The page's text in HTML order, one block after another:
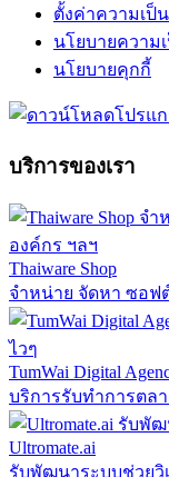
ตั้งค่าความเป็
นโยบายความ
นโยบายคุกกี้
บริการของเรา
Thaiware Shop
จำหน่าย จัดหา ซอฟ
TumWai Digital
บริการรับทำการตล
Ultromate.ai
รับพัฒนาระบบช่วยวิ